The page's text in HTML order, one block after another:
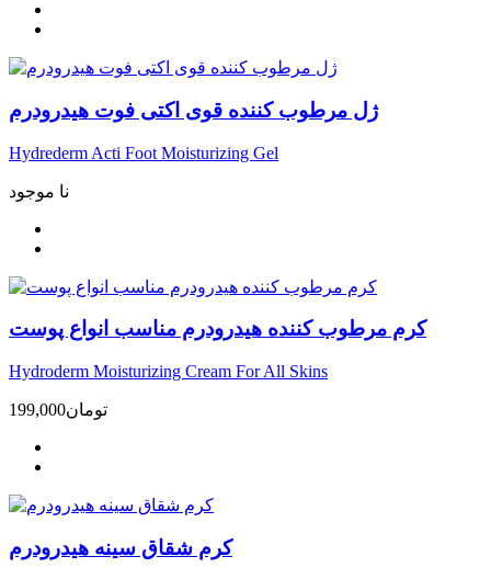
ژل مرطوب کننده قوی اکتی فوت هیدرودرم
Hydrederm Acti Foot Moisturizing Gel
نا موجود
کرم مرطوب کننده هیدرودرم مناسب انواع پوست
Hydroderm Moisturizing Cream For All Skins
199,000تومان
کرم شقاق سینه هیدرودرم